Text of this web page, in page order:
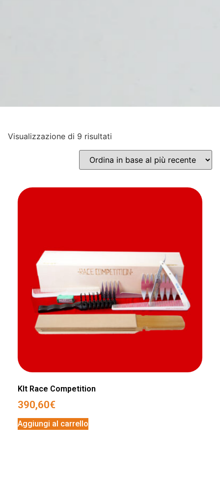
Visualizzazione di 9 risultati
KIt Race Competition
390,60€
Aggiungi al carrello